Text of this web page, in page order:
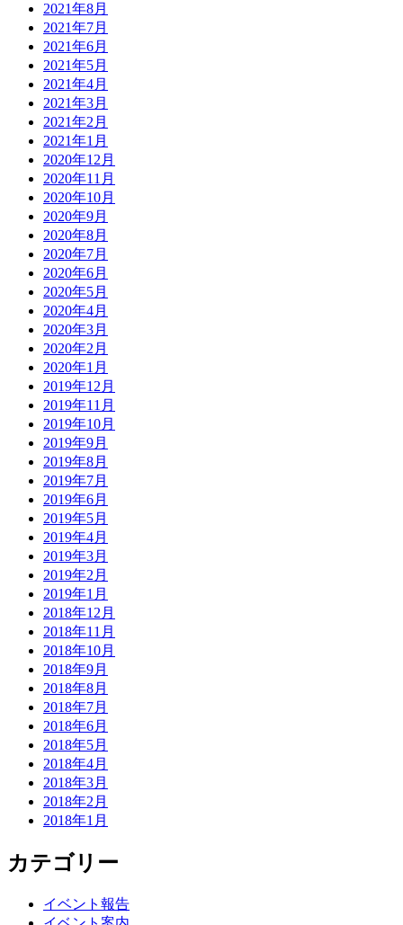
2021年8月
2021年7月
2021年6月
2021年5月
2021年4月
2021年3月
2021年2月
2021年1月
2020年12月
2020年11月
2020年10月
2020年9月
2020年8月
2020年7月
2020年6月
2020年5月
2020年4月
2020年3月
2020年2月
2020年1月
2019年12月
2019年11月
2019年10月
2019年9月
2019年8月
2019年7月
2019年6月
2019年5月
2019年4月
2019年3月
2019年2月
2019年1月
2018年12月
2018年11月
2018年10月
2018年9月
2018年8月
2018年7月
2018年6月
2018年5月
2018年4月
2018年3月
2018年2月
2018年1月
カテゴリー
イベント報告